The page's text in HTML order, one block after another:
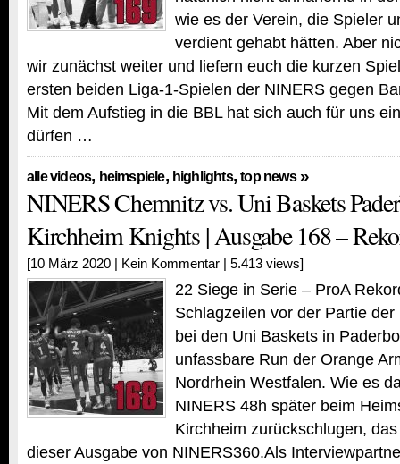
wie es der Verein, die Spieler
verdient gehabt hätten. Aber
wir zunächst weiter und liefern euch die kurzen
ersten beiden Liga-1-Spielen der NINERS gegen
Mit dem Aufstieg in die BBL hat sich auch für uns
dürfen …
alle videos, heimspiele, highlights,top news»
NINERS Chemnitz vs. Uni Baskets
Kirchheim Knights | Ausgabe 168 –
[10 März 2020 | Kein Kommentar | 5.413 views]
22 Siege in Serie – ProA
Schlagzeilen vor der Partie
bei den Uni Baskets in
unfassbare Run der Orange
Nordrhein Westfalen. Wie es
NINERS 48h später beim
Kirchheim zurückschlugen,
dieser Ausgabe von NINERS360.Als